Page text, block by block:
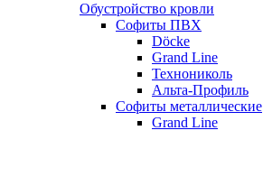
Обустройство кровли
Софиты ПВХ
Döcke
Grand Line
Технониколь
Альта-Профиль
Софиты металлические
Grand Line